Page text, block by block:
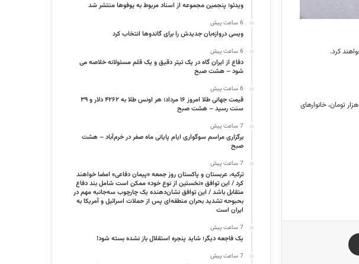
یارانه نقدی دهک‌های ۴ تا ۹، مبلغ ۳۰۰ هزار تومان به ازای هر نفر است. بنابراین خانوارهای دو نفره ۶۰۰ هزار تومان، خانوارهای سه نفره ۹۰۰ هزار تومان، خانوارهای
ویدئو؛ پنجمین مجموعه از اسناد مربوط به یوفوها منتشر شد
6 ساعت پیش
ویسی دروازه‌بان جدیدش را برای گاندوها انتخاب کرد
6 ساعت پیش
دفاع از ایران گاه در یک تیتر دقیق و یک قلم مسئولانه خلاصه می
شود – هشت صبح
6 ساعت پیش
قیمت جهانی طلا امروز ۱۶ مرداد؛ هر اونس طلا به ۴۲۶۲ دلار و ۳۹
سنت رسید – هشت صبح
7 ساعت پیش
برگزاری مراسم سوگواری ایام پایانی ماه صفر در خرم‌آباد – هشت
صبح
7 ساعت پیش
ترکیه، عربستان و پاکستان روز جمعه «پیمان دفاعی» امضا خواهند
کرد / این توافق «نخستین از نوع خود» ممکن است شامل بند دفاع
متقابل باشد / این توافق نشان‌دهنده یک چارچوب سه‌جانبه مهم در
بحبوحه تشدید بحران منطقه‌ای پس از حملات اسرائیل و آمریکا به
ایران است
7 ساعت پیش
یک فاجعه دیگر؛ شاید پنجره استقلال باز نشده بسته شود!
7 ساعت پیش